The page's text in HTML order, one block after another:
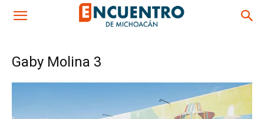
Gaby Molina 3